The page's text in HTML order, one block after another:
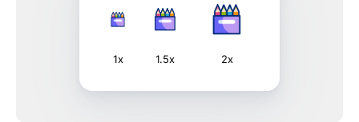
1x 1.5x 2x